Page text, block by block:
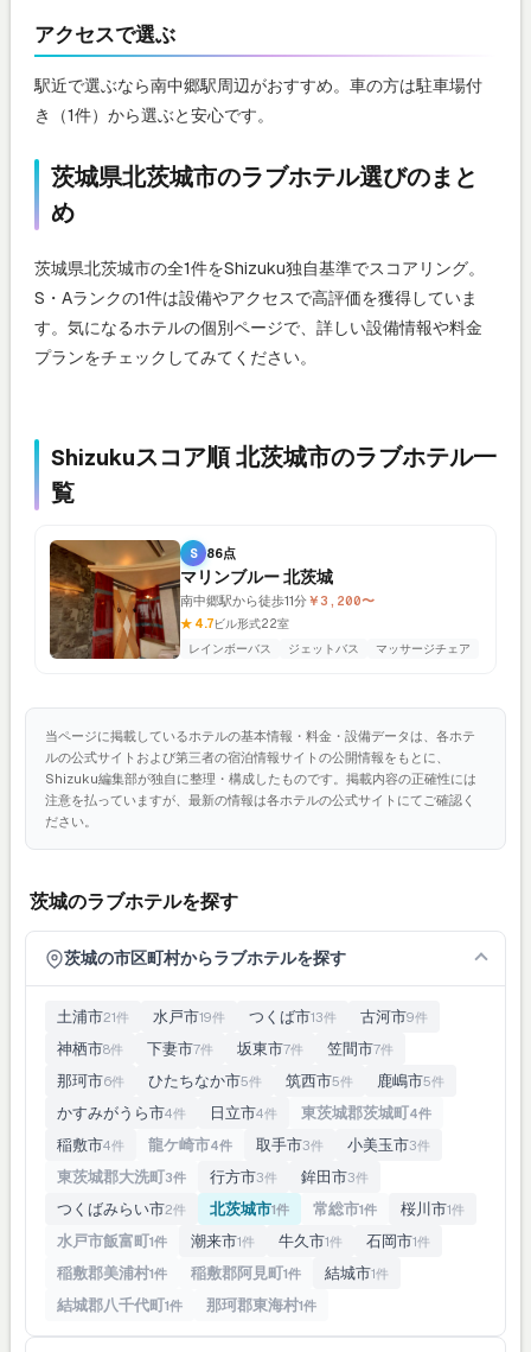
アクセスで選ぶ
駅近で選ぶなら南中郷駅周辺がおすすめ。車の方は駐車場付
き（1件）から選ぶと安心です。
茨城県北茨城市のラブホテル選びのまと
め
茨城県北茨城市の全1件をShizuku独自基準でスコアリング。
S・Aランクの1件は設備やアクセスで高評価を獲得していま
す。気になるホテルの個別ページで、詳しい設備情報や料金
プランをチェックしてみてください。
Shizukuスコア順 北茨城市のラブホテル一
覧
S 86点
マリンブルー 北茨城
南中郷駅から徒歩11分￥3,200〜
★ 4.7ビル形式22室
レインボーバス
ジェットバス マッサージチェア
当ページに掲載しているホテルの基本情報・料金・設備データは、各ホテ
ルの公式サイトおよび第三者の宿泊情報サイトの公開情報をもとに、
Shizuku編集部が独自に整理・構成したものです。掲載内容の正確性には
注意を払っていますが、最新の情報は各ホテルの公式サイトにてご確認く
ださい。
茨城のラブホテルを探す
茨城の市区町村からラブホテルを探す
土浦市21件 水戸市19件 つくば市13件 古河市9件
神栖市8件 下妻市7件 坂東市7件 笠間市7件
那珂市6件 ひたちなか市5件 筑西市5件 鹿嶋市5件
かすみがうら市4件 日立市4件 東茨城郡茨城町4件
稲敷市4件 龍ケ崎市4件 取手市3件 小美玉市3件
東茨城郡大洗町3件 行方市3件 鉾田市3件
つくばみらい市2件 北茨城市1件 常総市1件 桜川市1件
水戸市飯富町1件 潮来市1件 牛久市1件 石岡市1件
稲敷郡美浦村1件 稲敷郡阿見町1件 結城市1件
結城郡八千代町1件 那珂郡東海村1件